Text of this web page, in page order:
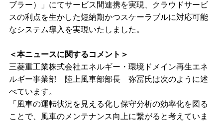
ブラー）」にてサービス間連携を実現、クラウドサービ
スの利点を生かした短納期かつスケーラブルに対応可能
なシステム導入を実現いたしました。
＜本ニュースに関するコメント＞
三菱重工業株式会社エネルギー・環境ドメイン再生エネ
ルギー事業部 陸上風車部部長 弥冨氏は次のように述
べています。
「風車の運転状況を見える化し保守分析の効率化を図る
ことで、風車のメンテナンス向上に繋がると考えていま